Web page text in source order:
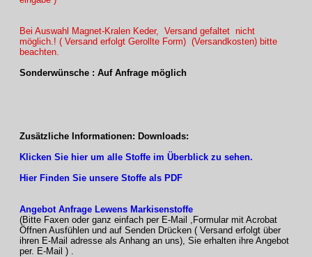
Bei Auswahl Magnet-Kralen Keder, Versand gefaltet nicht
möglich.! ( Versand erfolgt Gerollte Form) (Versandkosten) bitte
beachten.
Sonderwünsche : Auf Anfrage möglich
Zusätzliche Informationen: Downloads:
Klicken Sie hier um alle Stoffe im Überblick zu sehen.
Hier Finden Sie unsere Stoffe als PDF
Angebot Anfrage Lewens Markisenstoffe
(Bitte Faxen oder ganz einfach per E-Mail ,Formular mit Acrobat
Öffnen Ausfühlen und auf Senden Drücken ( Versand erfolgt über
ihren E-Mail adresse als Anhang an uns), Sie erhalten ihre Angebot
per. E-Mail ) .